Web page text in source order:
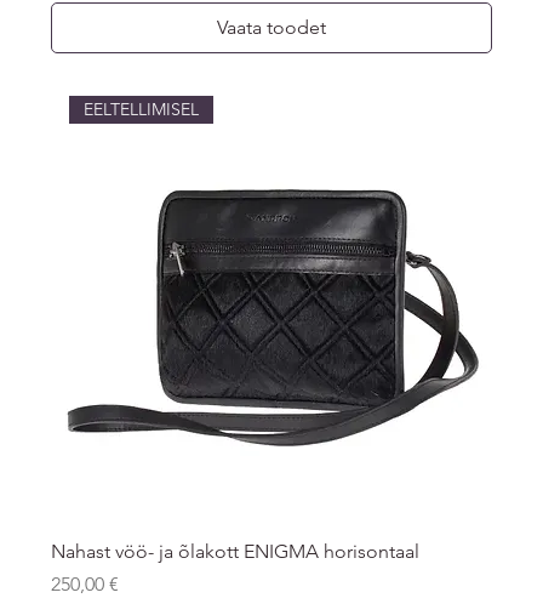
Vaata toodet
EELTELLIMISEL
Nahast vöö- ja õlakott ENIGMA horisontaal
Price
250,00 €